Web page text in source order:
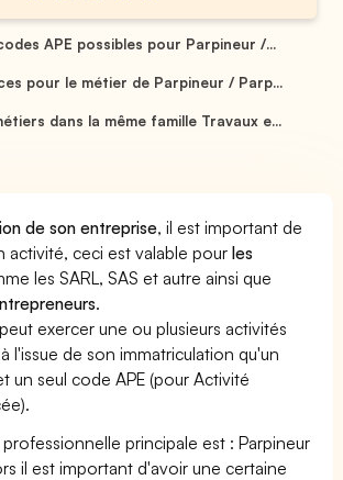
APE possibles pour Parpineur /...
pour le métier de Parpineur / Parp...
dans la même famille Travaux e...
de son entreprise, il est important de
activité, ceci est valable pourles
les SARL, SAS et autre ainsi que
.
exercer une ou plusieurs activités
l'issue de son immatriculation qu'un
un seul code APE (pour Activité
principale est : Parpineur
il est important d'avoir une certaine